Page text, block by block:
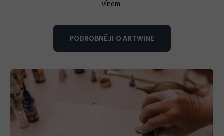
vínem.
PODROBNĚJI O ARTWINE